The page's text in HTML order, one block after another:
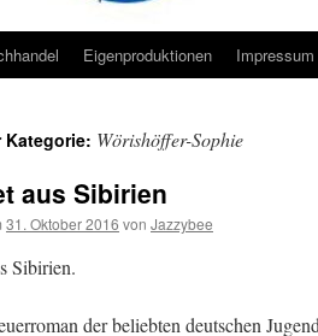
Eigenproduktionen Impressum
Wörishöffer-Sophie
aus Sibirien
31. Oktober 2016 von Jazzybee
Sibirien.
der beliebten deutschen